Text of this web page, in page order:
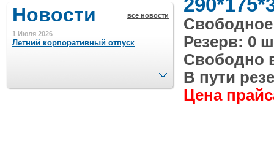
Новости все новости
1 Июля 2026
Летний корпоративный отпуск
Минимальная сумма заказа 5000 р.
След.
Резерв: 0
Свободно
В пути
Цена